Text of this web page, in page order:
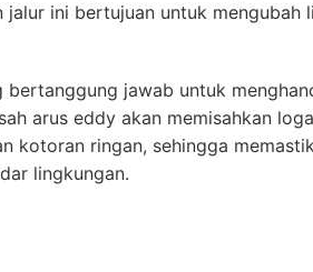
ini bertujuan untuk
jawab untuk
arus eddy akan memisahkan
kotoran ringan, sehingga
lingkungan.